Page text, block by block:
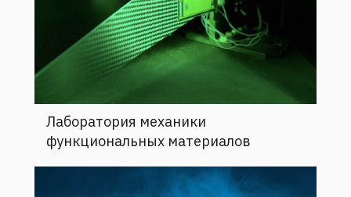
Лаборатория механики
функциональных материалов